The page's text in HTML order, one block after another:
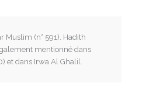
Muslim (n° 591). Hadith
mentionné dans
et dans Irwa Al Ghalil.